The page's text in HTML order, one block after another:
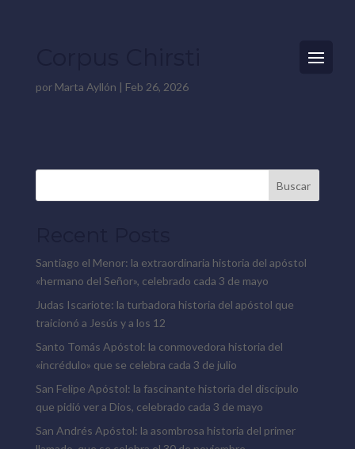
por Marta Ayllón | Feb 26, 2026
Buscar
Santiago el Menor: la extraordinaria historia del apóstol
«hermano del Señor», celebrado cada 3 de mayo
Judas Iscariote: la turbadora historia del apóstol que
traicionó a Jesús y a los 12
Santo Tomás Apóstol: la conmovedora historia del
«incrédulo» que se celebra cada 3 de julio
San Felipe Apóstol: la fascinante historia del discípulo
que pidió ver a Dios, celebrado cada 3 de mayo
San Andrés Apóstol: la asombrosa historia del primer